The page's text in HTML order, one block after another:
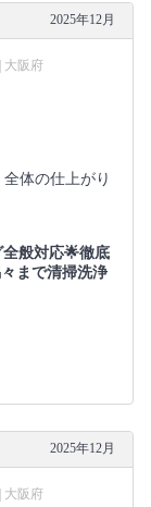
2025年12月
大阪府
体の仕上がり
般対応🌟徹底
まで清掃洗浄
2025年12月
大阪府